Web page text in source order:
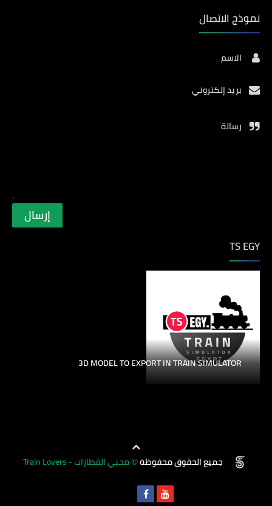
نموذج الاتصال
الاسم
بريد إلكتروني
رسالة
TS EGY
3D MODEL TO EXPORT IN TRAIN SIMULATOR
جميع الحقوق محفوظة©محبي القطارات - Train Lovers